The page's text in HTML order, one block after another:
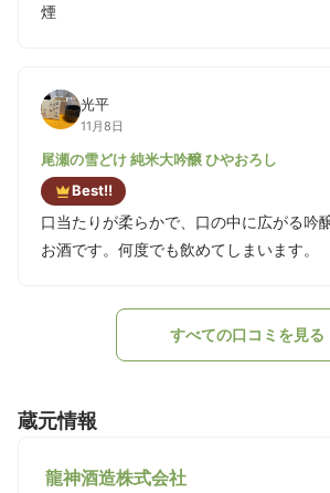
煙
光平
11月8日
尾瀬の雪どけ 純米大吟醸 ひやおろし
Best!!
口当たりが柔らかで、口の中に広がる吟
お酒です。何度でも飲めてしまいます。
すべての口コミを見る
蔵元情報
龍神酒造株式会社